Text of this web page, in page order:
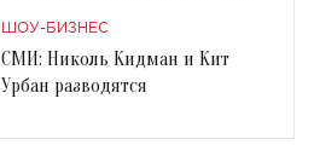
ШОУ-БИЗНЕС
СМИ: Николь Кидман и Кит
Урбан разводятся